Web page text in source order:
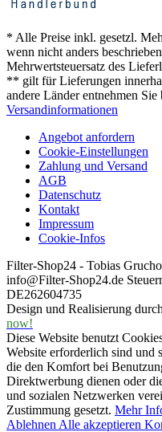
* Alle Preise inkl. gesetzl.
wenn nicht anders
Mehrwertsteuersatz des
** gilt für Lieferungen
andere Länder entnehmen
Versandinformationen
Angebot anfordern
Cookie-Einstellungen
Zahlung und Versand
AGB
Datenschutz
Kontakt
Impressum
Cookie-Infos
Filter-Shop24 - Tobias
info@Filter-Shop24.de
DE262604735
Design und Realisierung durch
now!
Diese Website benutzt
Website erforderlich sind und
die den Komfort bei
Direktwerbung dienen oder
und sozialen Netzwerken
Zustimmung gesetzt. Mehr
Ablehnen Alle akzeptieren